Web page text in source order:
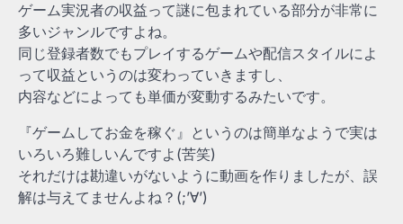
ゲーム実況者の収益って謎に包まれている部分が非常に
多いジャンルですよね。
同じ登録者数でもプレイするゲームや配信スタイルによ
って収益というのは変わっていきますし、
内容などによっても単価が変動するみたいです。
『ゲームしてお金を稼ぐ』というのは簡単なようで実は
いろいろ難しいんですよ(苦笑)
それだけは勘違いがないように動画を作りましたが、誤
解は与えてませんよね？(;’∀’)